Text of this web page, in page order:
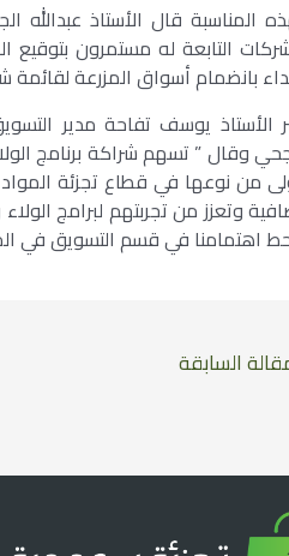
المناسبة قال الأستاذ
التابعة له مستمرون
بانضمام أسواق المزرعة لقائمة
الأستاذ يوسف تفاحة مدير
وقال ” تسهم شراكة برنامج
من نوعها في قطاع تجزئة
وتعزز من تجربتهم لبرامج
اهتمامنا في قسم التسويق في
السابقة